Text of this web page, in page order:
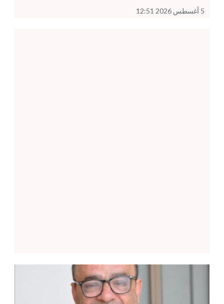
5 أغسطس 2026 12:51